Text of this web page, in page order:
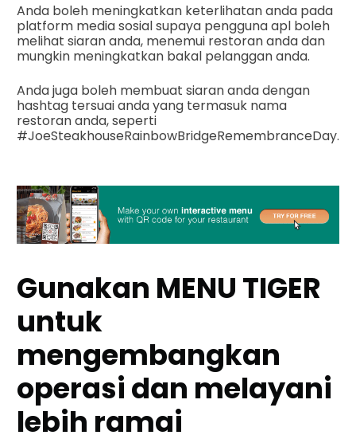
Anda boleh meningkatkan keterlihatan anda pada
platform media sosial supaya pengguna apl boleh
melihat siaran anda, menemui restoran anda dan
mungkin meningkatkan bakal pelanggan anda.
Anda juga boleh membuat siaran anda dengan
hashtag tersuai anda yang termasuk nama
restoran anda, seperti
#JoeSteakhouseRainbowBridgeRemembranceDay.
Gunakan MENU TIGER
untuk
mengembangkan
operasi dan melayani
lebih ramai